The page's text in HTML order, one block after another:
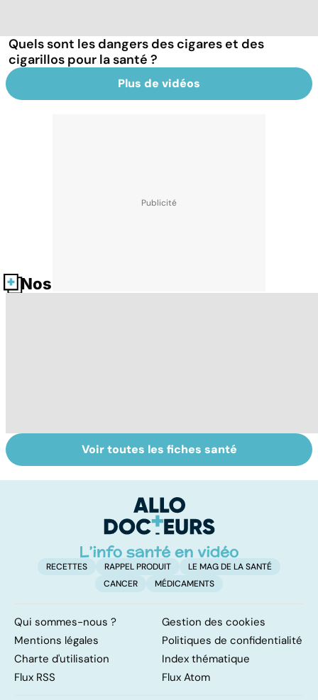
Quels sont les dangers des cigares et des
cigarillos pour la santé ?
Plus de vidéos
Nos fiches santé
Faire du sport à
domicile, c'est
Don de gamètes :
le pour et le
levée de
l'anonymat
Voir toutes les fiches santé
RECETTES RAPPEL PRODUIT
LE MAG DE LA SANTÉ
CANCER
MÉDICAMENTS
Qui sommes-nous ?
Gestion des cookies
Mentions légales
Politiques de confidentialité
Charte d'utilisation
Index thématique
Flux RSS
Flux Atom